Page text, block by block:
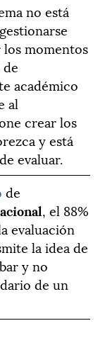
no está
momentos
académico
al
crear los
y está
evaluar.
de
, el 88%
evaluación
la idea de
y no
de un